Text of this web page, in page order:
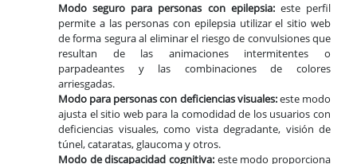
Modo seguro para personas con epilepsia:este perfil
permite a las personas con epilepsia utilizar el sitio web
de forma segura al eliminar el riesgo de convulsiones que
resultan de las animaciones intermitentes o
parpadeantes y las combinaciones de colores
arriesgadas.
Modo para personas con deficiencias visuales:este modo
ajusta el sitio web para la comodidad de los usuarios con
deficiencias visuales, como vista degradante, visión de
túnel, cataratas, glaucoma y otros.
Modo de discapacidad cognitiva: este modo proporciona